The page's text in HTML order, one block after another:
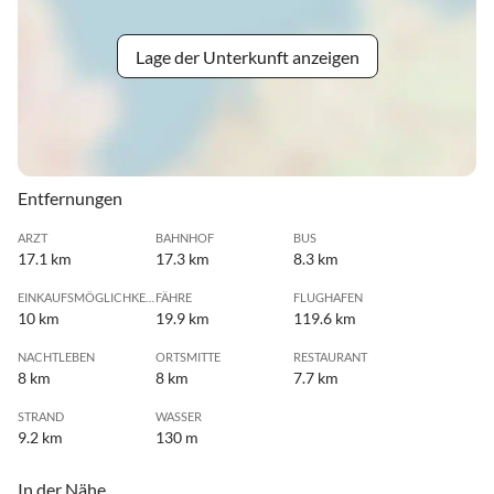
Lage der Unterkunft anzeigen
Entfernungen
ARZT
17.1 km
BAHNHOF
17.3 km
BUS
8.3 km
10 km
FÄHRE
19.9 km
FLUGHAFEN
119.6 km
NACHTLEBEN
8 km
ORTSMITTE
8 km
RESTAURANT
7.7 km
STRAND
9.2 km
WASSER
130 m
In der Nähe